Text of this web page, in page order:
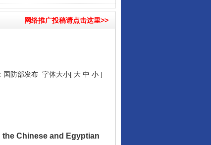
网络推广投稿请点击这里>>
国防部发布 字体大小[ 大 中 小 ]
Chinese and Egyptian